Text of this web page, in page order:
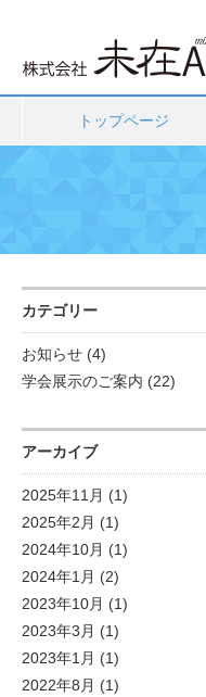
トップページ
カテゴリー
お知らせ (4)
学会展示のご案内 (22)
アーカイブ
2025年11月 (1)
2025年2月 (1)
2024年10月 (1)
2024年1月 (2)
2023年10月 (1)
2023年3月 (1)
2023年1月 (1)
2022年8月 (1)